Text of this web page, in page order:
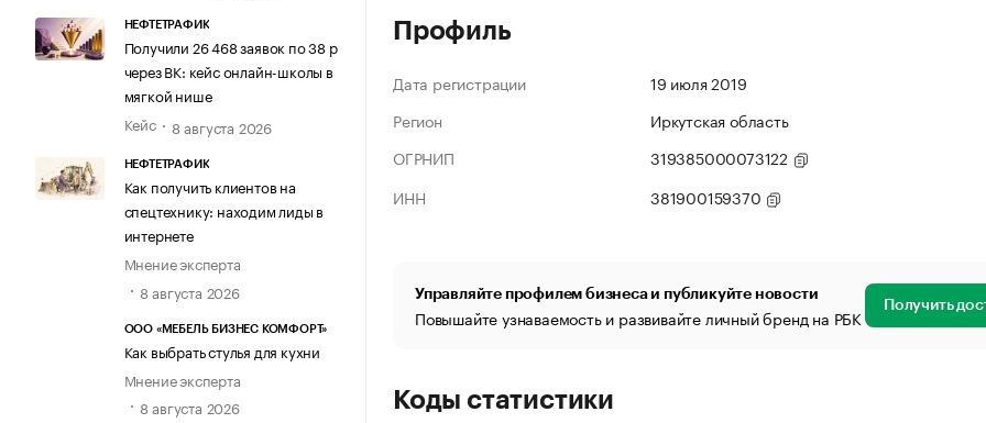
НЕФТЕТРАФИК
Получили 26 468 заявок по 38 р
через ВК: кейс онлайн-школы в
мягкой нише
Кейс
8 августа 2026
НЕФТЕТРАФИК
Как получить клиентов на
спецтехнику: находим лиды в
интернете
Мнение эксперта
8 августа 2026
ООО «МЕБЕЛЬ БИЗНЕС КОМФОРТ»
Как выбрать стулья для кухни
Мнение эксперта
8 августа 2026
Профиль
Дата регистрации
19 июля 2019
Регион
Иркутская область
ОГРНИП
319385000073122
ИНН
381900159370
Управляйте профилем бизнеса и публикуйте новости
Повышайте узнаваемость и развивайте личный бренд на РБК Получить
Коды статистики